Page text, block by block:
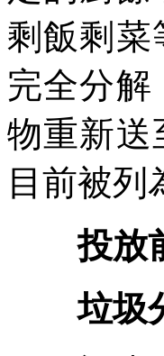
剩飯剩菜
完全分解
物重新送
目前被列
投放前
垃圾分